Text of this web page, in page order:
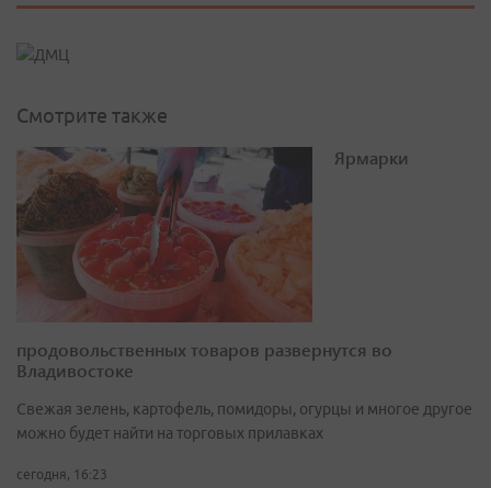
Смотрите также
Ярмарки
продовольственных товаров развернутся во
Владивостоке
Свежая зелень, картофель, помидоры, огурцы и многое другое
можно будет найти на торговых прилавках
сегодня, 16:23